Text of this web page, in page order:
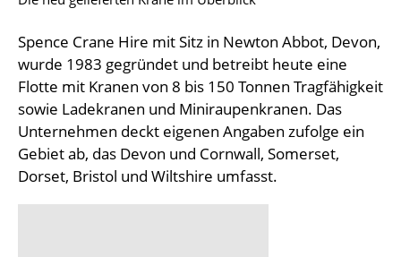
Spence Crane Hire mit Sitz in Newton Abbot, Devon,
wurde 1983 gegründet und betreibt heute eine
Flotte mit Kranen von 8 bis 150 Tonnen Tragfähigkeit
sowie Ladekranen und Miniraupenkranen. Das
Unternehmen deckt eigenen Angaben zufolge ein
Gebiet ab, das Devon und Cornwall, Somerset,
Dorset, Bristol und Wiltshire umfasst.